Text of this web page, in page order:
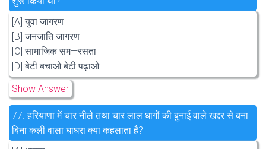
[A] युवा जागरण
[B] जनजाति जागरण
[C] सामाजिक सम—रसता
[D] बेटी बचाओ बेटी पढ़ाओ
Show Answer
77.हरियाणा में चार नीले तथा चार लाल धागों की बुनाई वाले खद्दर से बना
बिना कली वाला घाघरा क्या कहलाता है?